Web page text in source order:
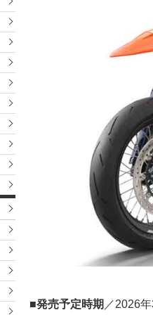
■発売予定時期 ／2026